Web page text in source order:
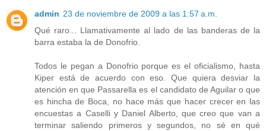
admin 23 de noviembre de 2009 a las 1:57 a.m.
Qué raro... Llamativamente al lado de las banderas de la
barra estaba la de Donofrio.
Todos le pegan a Donofrio porque es el oficialismo, hasta
Kiper está de acuerdo con eso. Que quiera desviar la
atención en que Passarella es el candidato de Aguilar o que
es hincha de Boca, no hace más que hacer crecer en las
encuestas a Caselli y Daniel Alberto, que creo que van a
terminar saliendo primeros y segundos, no sé en qué